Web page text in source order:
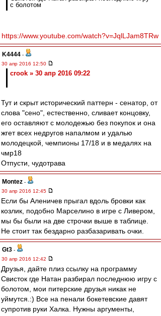
с болотом
https://www.youtube.com/watch?v=JqlLJam8TRw
K4444 -
30 апр 2016 12:50
crook » 30 апр 2016 09:22
Тут и скрыт исторический паттерн - сенатор, от
слова "сено", естественно, сливает концовку,
его оставляют с молодежью без покупок и она
жгет всех недругов напалмом и удалью
молодецкой, чемпионы 17/18 и в медалях на
чмр18
Отпусти, чудотрава
Montez -
30 апр 2016 12:45
Если бы Аленичев прыгал вдоль бровки как
козлик, подобно Марселино в игре с Ливером,
мы бы были на две строчки выше в таблице.
Не стоит так бездарно разбазаривать очки.
Gt3 -
30 апр 2016 12:42
Друзья, дайте плиз ссылку на программу
Свисток где Натан разбирал последнюю игру с
болотом, мои питерские друзья никак не
уймутся.:) Все на пенали бокетевские давят
супротив руки Халка. Нужны аргументы,